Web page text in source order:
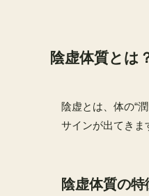
陰虚体質とは
陰虚とは、体の“
サインが出てきま
陰虚体質の